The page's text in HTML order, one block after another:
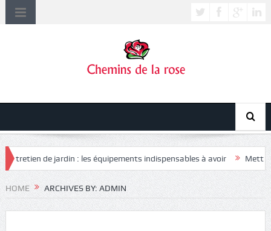
de jardin : les équipements indispensables à avoir Mettre en
HOME ARCHIVES BY: ADMIN